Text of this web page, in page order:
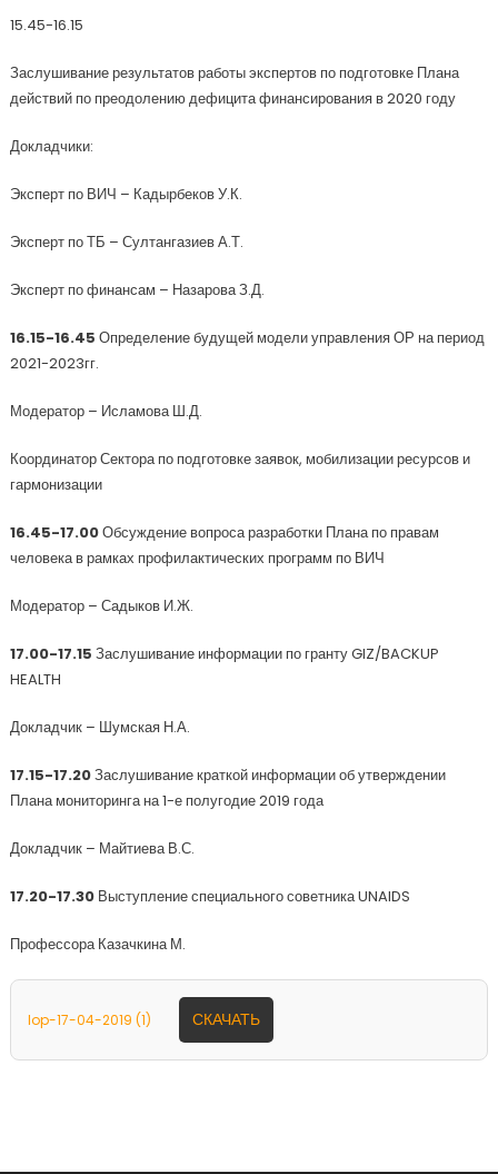
15.45-16.15
Заслушивание результатов работы экспертов по подготовке Плана
действий по преодолению дефицита финансирования в 2020 году
Докладчики:
Эксперт по ВИЧ – Кадырбеков У.К.
Эксперт по ТБ – Султангазиев А.Т.
Эксперт по финансам – Назарова З.Д.
16.15-16.45 Определение будущей модели управления ОР на период
2021-2023гг.
Модератор – Исламова Ш.Д.
Координатор Сектора по подготовке заявок, мобилизации ресурсов и
гармонизации
16.45-17.00Обсуждение вопроса разработки Плана по правам
человека в рамках профилактических программ по ВИЧ
Модератор – Садыков И.Ж.
17.00-17.15 Заслушивание информации по гранту GIZ/BACKUP
HEALTH
Докладчик – Шумская Н.А.
17.15-17.20Заслушивание краткой информации об утверждении
Плана мониторинга на 1-е полугодие 2019 года
Докладчик – Майтиева В.С.
17.20-17.30Выступление специального советника UNAIDS
Профессора Казачкина М.
lop-17-04-2019 (1) СКАЧАТЬ